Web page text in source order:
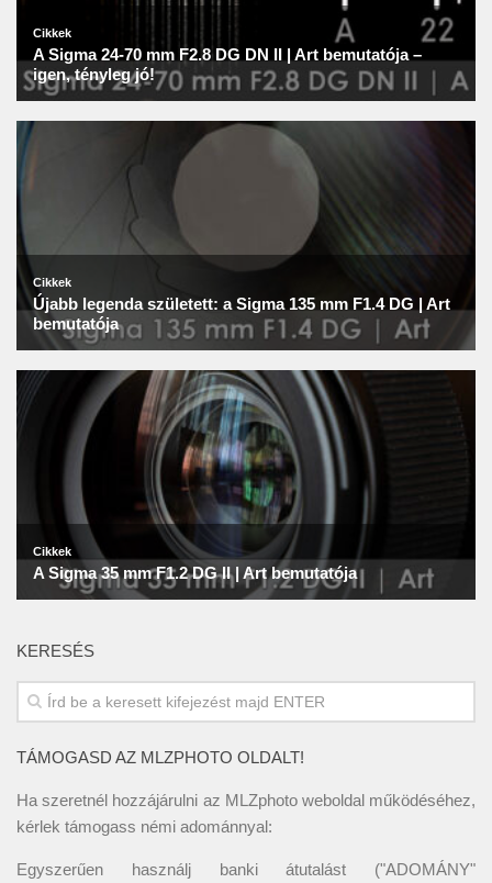
KERESÉS
TÁMOGASD AZ MLZPHOTO OLDALT!
Ha szeretnél hozzájárulni az MLZphoto weboldal működéséhez,
kérlek támogass némi adománnyal:
Egyszerűen használj banki átutalást ("ADOMÁNY"